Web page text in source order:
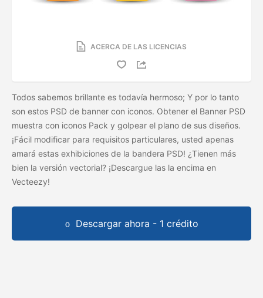
ACERCA DE LAS LICENCIAS
Todos sabemos brillante es todavía hermoso; Y por lo tanto
son estos PSD de banner con iconos. Obtener el Banner PSD
muestra con iconos Pack y golpear el plano de sus diseños.
¡Fácil modificar para requisitos particulares, usted apenas
amará estas exhibiciones de la bandera PSD! ¿Tienen más
bien la versión vectorial? ¡Descargue las la encima en
Vecteezy!
Descargar ahora - 1 crédito